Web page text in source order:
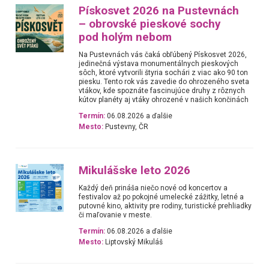
Pískosvet 2026 na Pustevnách
– obrovské pieskové sochy
pod holým nebom
Na Pustevnách vás čaká obľúbený Pískosvet 2026,
jedinečná výstava monumentálnych pieskových
sôch, ktoré vytvorili štyria sochári z viac ako 90 ton
piesku. Tento rok vás zavedie do ohrozeného sveta
vtákov, kde spoznáte fascinujúce druhy z rôznych
kútov planéty aj vtáky ohrozené v našich končinách
Termín: 06.08.2026 a ďalšie
Mesto: Pustevny, ČR
Mikulášske leto 2026
Každý deň prináša niečo nové od koncertov a
festivalov až po pokojné umelecké zážitky, letné a
putovné kino, aktivity pre rodiny, turistické prehliadky
či maľovanie v meste.
Termín: 06.08.2026 a ďalšie
Mesto: Liptovský Mikuláš